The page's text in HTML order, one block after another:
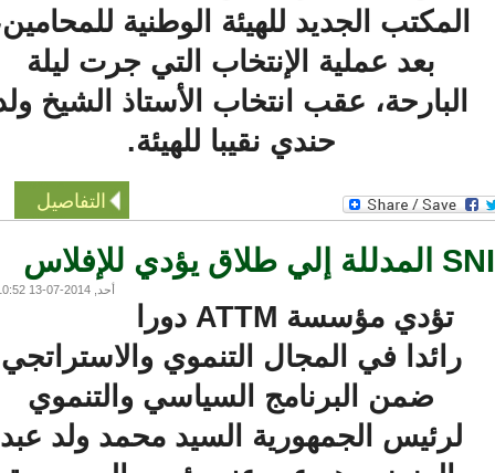
المكتب الجديد للهيئة الوطنية للمحامين،
بعد عملية الإنتخاب التي جرت ليلة
البارحة، عقب انتخاب الأستاذ الشيخ ولد
حندي نقيبا للهيئة.
التفاصيل
تؤدي مؤسسة ATTM دورا
رائدا في المجال التنموي والاستراتجي
ضمن البرنامج السياسي والتنموي
لرئيس الجمهورية السيد محمد ولد عبد